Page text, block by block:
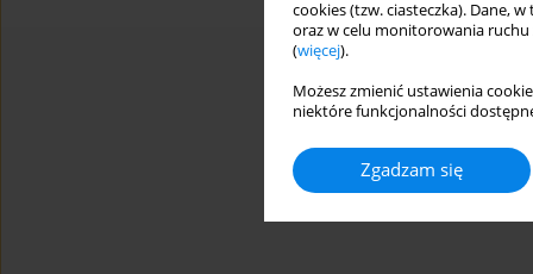
cookies (tzw. ciasteczka). Dane,
oraz w celu monitorowania ruchu
(więcej).
Możesz zmienić ustawienia
niektóre funkcjonalności
Zgadzam się